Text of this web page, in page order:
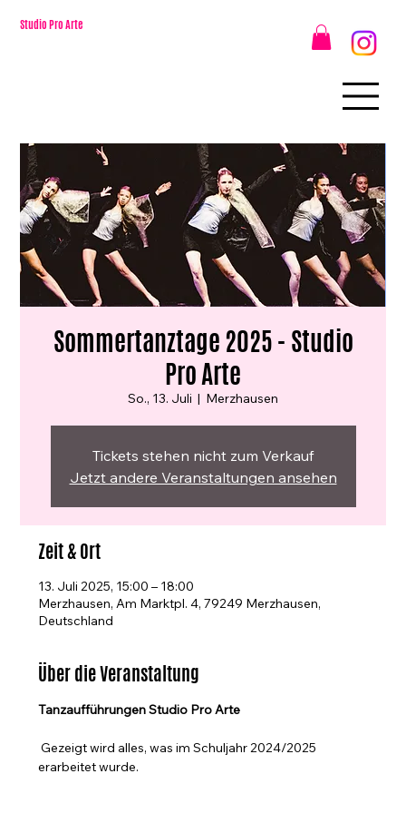
Studio Pro Arte
Sommertanztage 2025 - Studio
Pro Arte
So., 13. Juli
  |
Merzhausen
Tickets stehen nicht zum Verkauf
Jetzt andere Veranstaltungen ansehen
Zeit & Ort
13. Juli 2025, 15:00 – 18:00
Merzhausen, Am Marktpl. 4, 79249 Merzhausen,
Deutschland
Über die Veranstaltung
Tanzaufführungen Studio Pro Arte
Gezeigt wird alles, was im Schuljahr 2024/2025
erarbeitet wurde.